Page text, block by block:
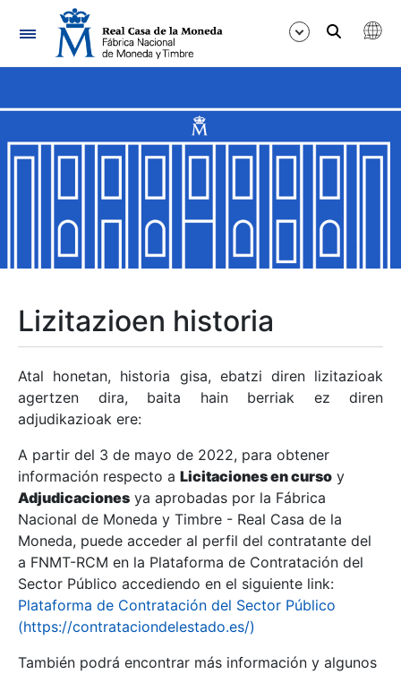
Nabigazioa
Erakutsi/Ezkutatu
Erakutsi/Ezkutatu
Erakutsi/Ezkutatu
Erakutsi/Ezkutatu
Erakutsi/Ezkutatu
Erakutsi/Ezkutatu
Erakutsi/Ezkutatu
Lizitazioen historia
Atal honetan, historia gisa, ebatzi diren lizitazioak
agertzen dira, baita hain berriak ez diren
adjudikazioak ere:
A partir del 3 de mayo de 2022, para obtener
información respecto a Licitaciones en curso y
Adjudicaciones ya aprobadas por la Fábrica
Nacional de Moneda y Timbre - Real Casa de la
Moneda, puede acceder al perfil del contratante del
a FNMT-RCM en la Plataforma de Contratación del
Sector Público accediendo en el siguiente link:
Plataforma de Contratación del Sector Público
(https://contrataciondelestado.es/)
También podrá encontrar más información y algunos